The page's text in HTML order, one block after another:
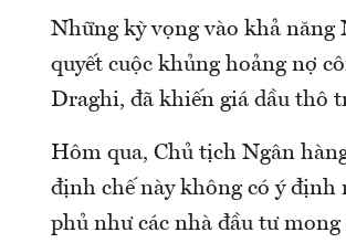
Những kỳ vọng vào khả năng
quyết cuộc khủng hoảng nợ
Draghi, đã khiến giá dầu thô
Hôm qua, Chủ tịch Ngân
định chế này không có ý
phủ như các nhà đầu tư